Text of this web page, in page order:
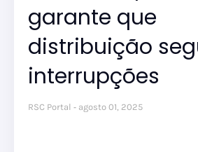
garante que
distribuição
interrupções
RSC Portal agosto 01, 2025